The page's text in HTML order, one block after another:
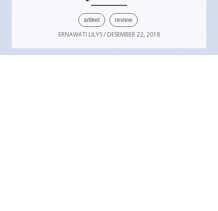
artikel review
ERNAWATI LILYS/ DESEMBER 22, 2018